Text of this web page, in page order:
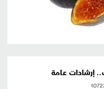
إرشادات عامة